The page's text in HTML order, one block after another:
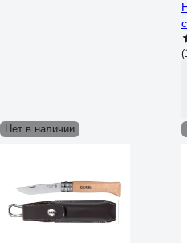
Нет в наличии